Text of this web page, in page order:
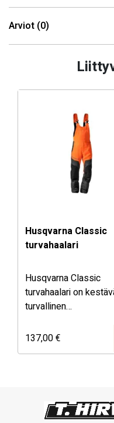
Arviot (0)
Husqvarna Classic
turvahaalari
Husqvarna Classic
turvahaalari on
turvallinen
moottorisahahaalari,
on tehokas
137,00€